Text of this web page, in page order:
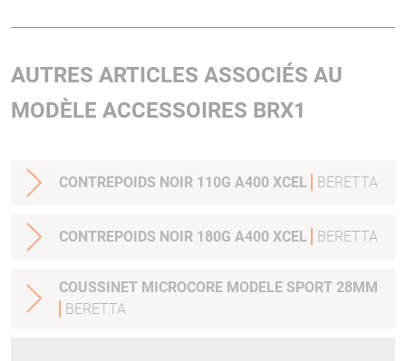
AUTRES ARTICLES ASSOCIÉS AU
MODÈLE ACCESSOIRES BRX1
CONTREPOIDS NOIR 110G A400 XCEL BERETTA
CONTREPOIDS NOIR 180G A400 XCEL BERETTA
COUSSINET MICROCORE MODELE SPORT 28MM
BERETTA